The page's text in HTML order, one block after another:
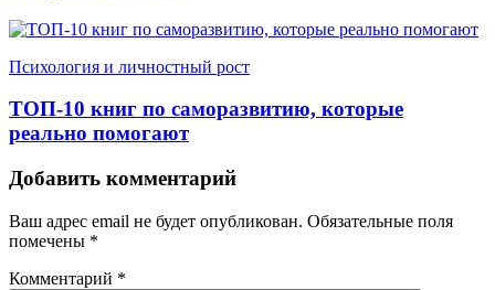
Психология и личностный рост
ТОП-10 книг по саморазвитию, которые
реально помогают
Добавить комментарий
Ваш адрес email не будет опубликован. Обязательные поля
помечены *
Комментарий *